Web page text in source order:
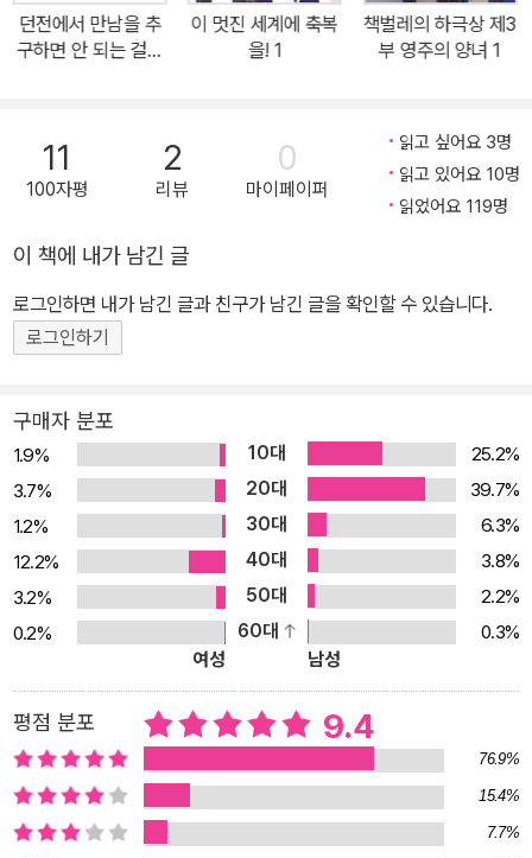
작된다!귀여운 렘 러버 스트랩을 포함한 특별판 동시 발매!!
던전에서 만남을 추
구하면 안 되는 걸까
이 멋진 세계에 축복
을! 1
책벌레의 하극상 제3
부 영주의 양녀 1
11
100자평
2
리뷰
0
마이페이퍼
읽고 싶어요 3명
읽고 있어요 10명
읽었어요 119명
이 책에 내가 남긴 글
로그인하면 내가 남긴 글과 친구가 남긴 글을 확인할 수 있습니다.
로그인하기
구매자 분포
1.9% 10대
25.2%
3.7%
20대
39.7%
1.2%
30대
6.3%
12.2%
40대
3.8%
3.2%
50대
2.2%
0.2%
60대
0.3%
여성
남성
평점 분포 9.4
76.9%
15.4%
7.7%